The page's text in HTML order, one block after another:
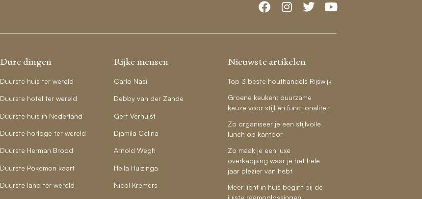
Dure dingen
Duurste huis ter wereld
Duurste hotel ter wereld
Duurste huis in Nederland
Duurste horloge ter wereld
Duurste Herman Brood
Duurste Pokemon kaart
Duurste land ter wereld
Rijke mensen
Carlo Nasi
Debby van der Zande
Gert Verhulst
Djamila Celina
Arnold Wegh
Hella Huizinga
Nicol Kremers
Nieuwste artikelen
Top 3 beste houthandels Rijswijk
Groene keuken: duurzame
keuze voor stijl en functionaliteit
Zo organiseer je een stijlvolle
lunch op kantoor
Zo maak je een luxe
overkapping waar je het hele
jaar plezier van hebt
Meer licht in huis begint bij de
juiste raamoplossingen